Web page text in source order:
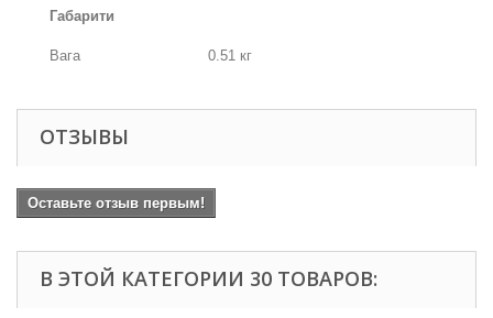
Габарити
Вага 0.51 кг
ОТЗЫВЫ
Оставьте отзыв первым!
В ЭТОЙ КАТЕГОРИИ 30 ТОВАРОВ: